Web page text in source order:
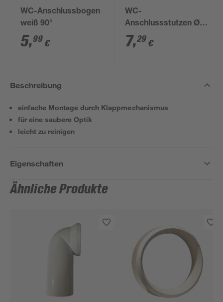
WC-Anschlussbogen
weiß 90°
5,99 €
WC-
Anschlussstutzen Ø
110 mm
7,29 €
Beschreibung
einfache Montage durch Klappmechanismus
für eine saubere Optik
leicht zu reinigen
Eigenschaften
Ähnliche Produkte